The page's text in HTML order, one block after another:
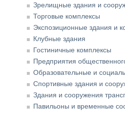
Зрелищные здания и
Торговые комплексы
Экспозиционные здания и
Клубные здания
Гостиничные комплексы
Предприятия
Образовательные и
Спортивные здания и
Здания и сооружения
Павильоны и временные